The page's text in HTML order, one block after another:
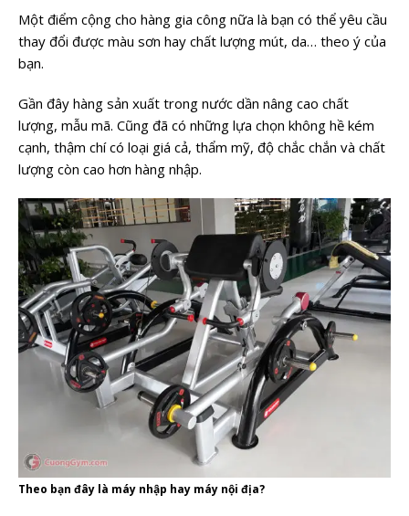
Một điểm cộng cho hàng gia công nữa là bạn có thể yêu cầu
thay đổi được màu sơn hay chất lượng mút, da… theo ý của
bạn.
Gần đây hàng sản xuất trong nước dần nâng cao chất
lượng, mẫu mã. Cũng đã có những lựa chọn không hề kém
cạnh, thậm chí có loại giá cả, thẩm mỹ, độ chắc chắn và chất
lượng còn cao hơn hàng nhập.
Theo bạn đây là máy nhập hay máy nội địa?